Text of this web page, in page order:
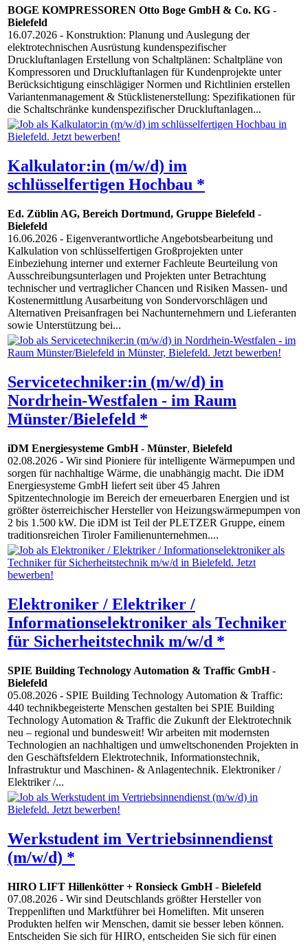
BOGE KOMPRESSOREN Otto Boge GmbH & Co. KG -
Bielefeld
16.07.2026 - Konstruktion: Planung und Auslegung der
elektrotechnischen Ausrüstung kundenspezifischer
Druckluftanlagen Erstellung von Schaltplänen: Schaltpläne von
Kompressoren und Druckluftanlagen für Kundenprojekte unter
Berücksichtigung einschlägiger Normen und Richtlinien erstellen
Variantenmanagement & Stücklistenerstellung: Spezifikationen für
die Schaltschränke kundenspezifischer Druckluftanlagen...
Kalkulator:in (m/w/d) im
schlüsselfertigen Hochbau *
Ed. Züblin AG, Bereich Dortmund, Gruppe Bielefeld -
Bielefeld
16.06.2026 - Eigenverantwortliche Angebotsbearbeitung und
Kalkulation von schlüsselfertigen Großprojekten unter
Einbeziehung interner und externer Fachleute Beurteilung von
Ausschreibungsunterlagen und Projekten unter Betrachtung
technischer und vertraglicher Chancen und Risiken Massen- und
Kostenermittlung Ausarbeitung von Sondervorschlägen und
Alternativen Preisanfragen bei Nachunternehmern und Lieferanten
sowie Unterstützung bei...
Servicetechniker:in (m/w/d) in
Nordrhein-Westfalen - im Raum
Münster/Bielefeld *
iDM Energiesysteme GmbH- Münster, Bielefeld
02.08.2026 - Wir sind Pioniere für intelligente Wärmepumpen und
sorgen für nachhaltige Wärme, die unabhängig macht. Die iDM
Energiesysteme GmbH liefert seit über 45 Jahren
Spitzentechnologie im Bereich der erneuerbaren Energien und ist
größter österreichischer Hersteller von Heizungswärmepumpen von
2 bis 1.500 kW. Die iDM ist Teil der PLETZER Gruppe, einem
traditionsreichen Tiroler Familienunternehmen....
Elektroniker / Elektriker /
Informationselektroniker als Techniker
für Sicherheitstechnik m/w/d *
SPIE Building Technology Automation & Traffic GmbH-
Bielefeld
05.08.2026 - SPIE Building Technology Automation & Traffic:
440 technikbegeisterte Menschen gestalten bei SPIE Building
Technology Automation & Traffic die Zukunft der Elektrotechnik
neu – regional und bundesweit! Wir arbeiten mit modernsten
Technologien an nachhaltigen und umweltschonenden Projekten in
den Geschäftsfeldern Elektrotechnik, Informationstechnik,
Infrastruktur und Maschinen- & Anlagentechnik. Elektroniker /
Elektriker /...
Werkstudent im Vertriebsinnendienst
(m/w/d) *
HIRO LIFT Hillenkötter + Ronsieck GmbH- Bielefeld
07.08.2026 - Wir sind Deutschlands größter Hersteller von
Treppenliften und Marktführer bei Homeliften. Mit unseren
Produkten helfen wir Menschen, damit sie besser leben können.
Entscheiden Sie sich für HIRO, entscheiden Sie sich für einen